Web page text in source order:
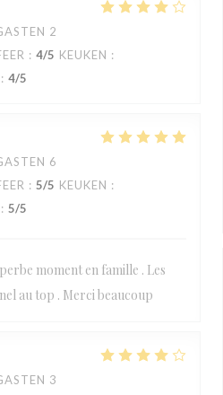
2
: 4/5 KEUKEN :
: 4/5
6
: 5/5 KEUKEN :
: 5/5
moment en famille . Les
au top . Merci beaucoup
3